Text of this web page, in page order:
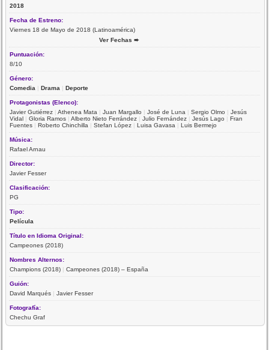
2018
Fecha de Estreno:
Viernes 18 de Mayo de 2018 (Latinoamérica)
Ver Fechas ➨
Puntuación:
8/10
Género:
Comedia |Drama |Deporte
Protagonistas (Elenco):
Javier Gutiérrez |Athenea Mata |Juan Margallo |José de Luna |Sergio Olmo |Jesús
Vidal |Gloria Ramos |Alberto Nieto Ferrández |Julio Fernández |Jesús Lago |Fran
Fuentes |Roberto Chinchilla |Stefan López |Luisa Gavasa |Luis Bermejo
Música:
Rafael Arnau
Director:
Javier Fesser
Clasificación:
PG
Tipo:
Película
Título en Idioma Original:
Campeones (2018)
Nombres Alternos:
Champions (2018) |Campeones (2018) – España
Guión:
David Marqués |Javier Fesser
Fotografía:
Chechu Graf